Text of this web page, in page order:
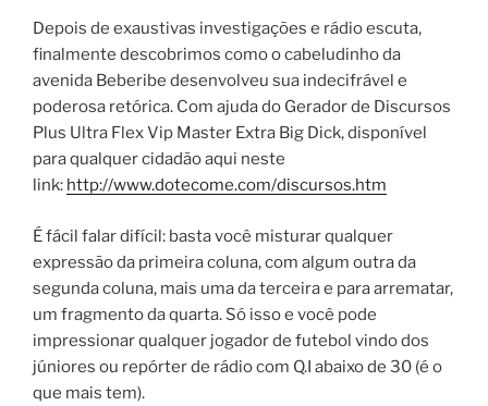
Depois de exaustivas investigações e rádio escuta,
finalmente descobrimos como o cabeludinho da
avenida Beberibe desenvolveu sua indecifrável e
poderosa retórica. Com ajuda do Gerador de Discursos
Plus Ultra Flex Vip Master Extra Big Dick, disponível
para qualquer cidadão aqui neste
link: http://www.dotecome.com/discursos.htm
É fácil falar difícil: basta você misturar qualquer
expressão da primeira coluna, com algum outra da
segunda coluna, mais uma da terceira e para arrematar,
um fragmento da quarta. Só isso e você pode
impressionar qualquer jogador de futebol vindo dos
júniores ou repórter de rádio com Q.I abaixo de 30 (é o
que mais tem).